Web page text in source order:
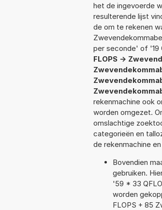
het de ingevoerde
resulterende lijst
de om te rekenen
per seconde' of '19
FLOPS ->
rekenmachine ook
worden omgezet.
omslachtige
categorieën en
de rekenmachine
Bovendien
gebruiken.
'59 * 33
worden
FLOPS + 85